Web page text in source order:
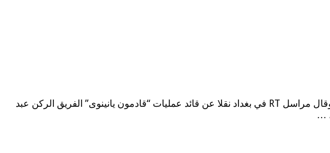
المرصدنيوز تمكنت القوات العراقية، من تحرير قريتي آل ياسين و إرحيلة شمال ناحية بادوش قرب مدينة الموصل العراقية. وقال مراسل RT في بغداد نقلا عن قائد عمليات “قادمون يانينوى” الفريق الركن عبد
…